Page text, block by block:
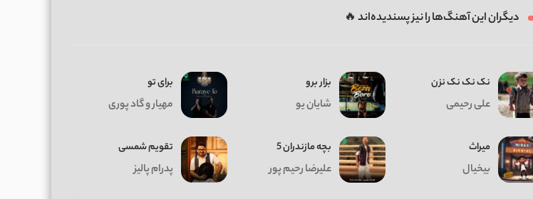
دیگران این آهنگ‌ها را نیز پسندیده‌اند 🔥
نک نک نک نزن
علی رحیمی
بزار برو
شایان یو
برای تو
مهیار و گاد پوری
میراث
بیخیال
بچه مازندران 5
علیرضا رحیم پور
تقویم شمسی
پدرام پالیز